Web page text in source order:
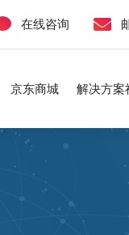
在线咨询
京东商城 解决方案